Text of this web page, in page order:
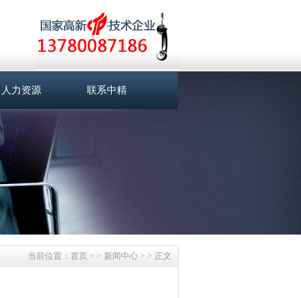
人力资源 联系中精
当前位置： 首页> > 新闻中心> > 正文